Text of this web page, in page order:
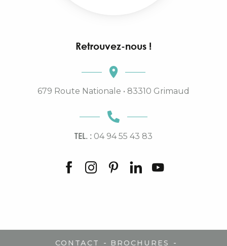
Retrouvez-nous !
679 Route Nationale • 83310 Grimaud
TEL. : 04 94 55 43 83
CONTACT - BROCHURES -